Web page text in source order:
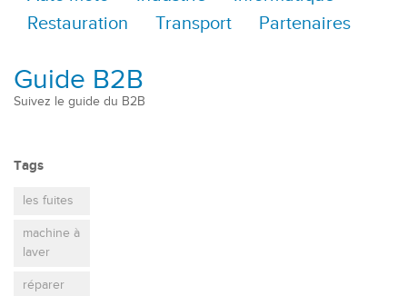
Restauration
Transport Partenaires
Guide B2B
Suivez le guide du B2B
Tags
les fuites
machine à
laver
réparer